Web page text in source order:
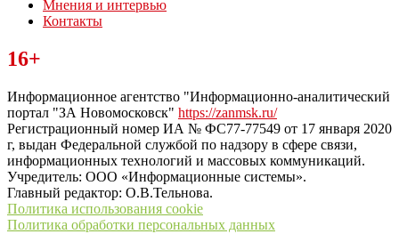
Мнения и интервью
Контакты
Читайте последние новости дня в Тульской области на сайте
“ЗаНовомосковск”
16+
Информационное агентство "Информационно-аналитический
портал "ЗА Новомосковск" https://zanmsk.ru/
Регистрационный номер ИА № ФС77-77549 от 17 января 2020
г, выдан Федеральной службой по надзору в сфере связи,
информационных технологий и массовых коммуникаций.
Учредитель: ООО «Информационные системы».
Главный редактор: О.В.Тельнова.
Политика использования cookie
Политика обработки персональных данных